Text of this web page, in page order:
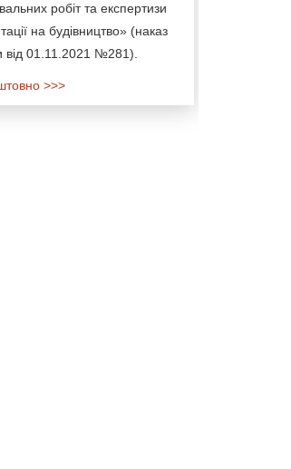
робіт та експертизи
на будівництво» (наказ
від 01.11.2021 №281).
>>>